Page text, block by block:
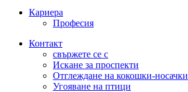
Кариера
Професия
Контакт
свържете се с
Искане за проспекти
Отглеждане на кокошки-носачки
Угояване на птици